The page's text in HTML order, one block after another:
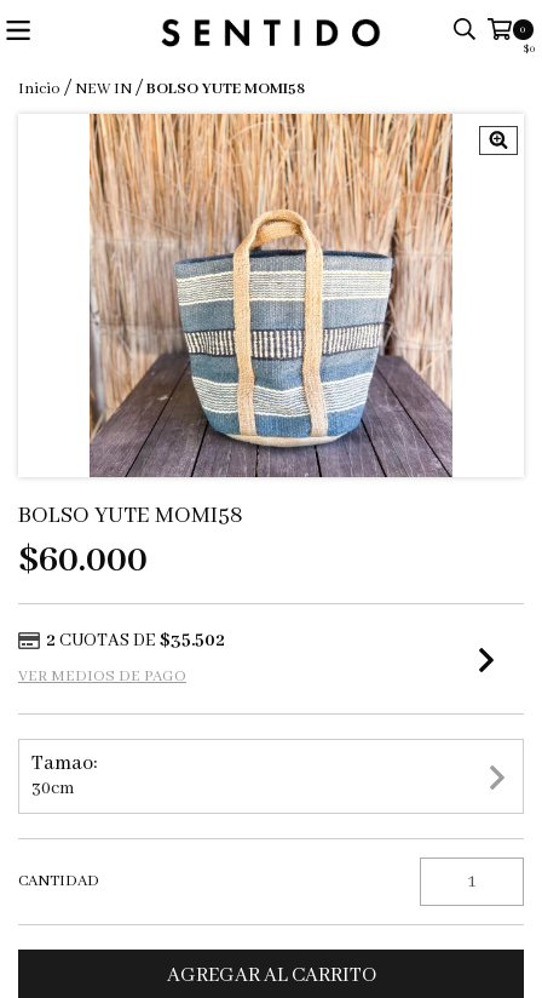
0
$0
Inicio / NEW IN/BOLSO YUTE MOMI58
BOLSO YUTE MOMI58
$60.000
2 CUOTAS DE $35.502
VER MEDIOS DE PAGO
Tamao:
30cm
CANTIDAD